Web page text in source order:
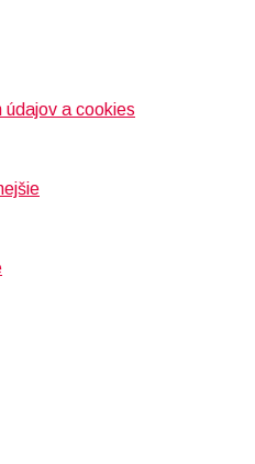
údajov a cookies